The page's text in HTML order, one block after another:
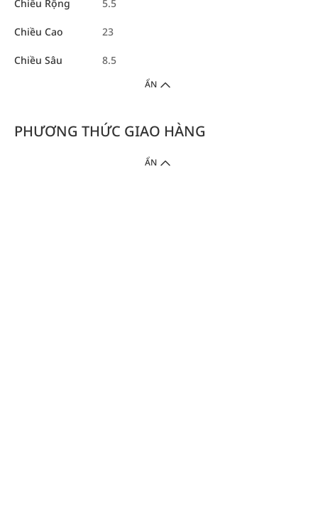
Chiều Rộng 5.5
Chiều Cao 23
Chiều Sâu 8.5
ẨN
PHƯƠNG THỨC GIAO HÀNG
ẨN